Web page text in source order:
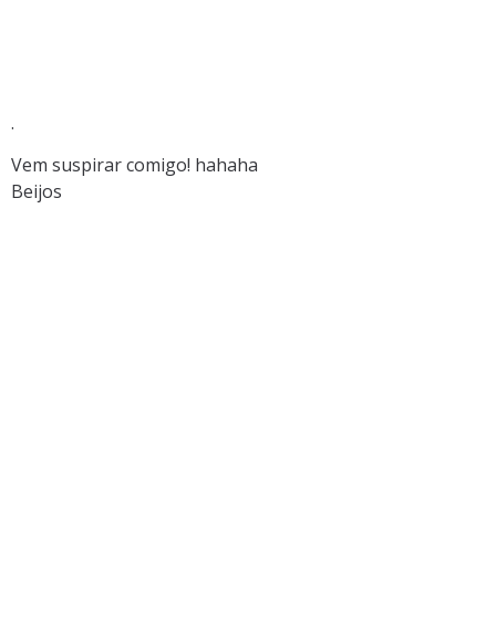
.
Vem suspirar comigo! hahaha
Beijos